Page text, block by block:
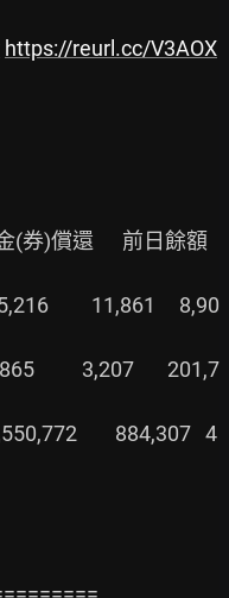
https://reurl.cc/V3AOX
(券)償還      前日餘額
11,861     8,90
3,207       201,7
884,307   4